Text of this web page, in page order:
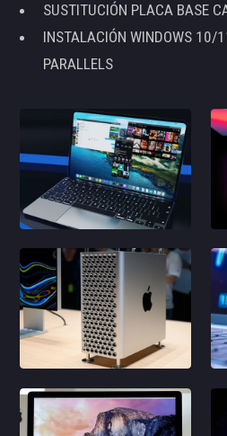
SUSTITUCIÓN PLACA BASE
INSTALACIÓN WINDOWS 10/
PARALLELS